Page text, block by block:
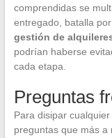
comprendidas se
entregado, batalla
gestión de
podrían haberse
cada etapa.
Preguntas
Para disipar
preguntas que más a